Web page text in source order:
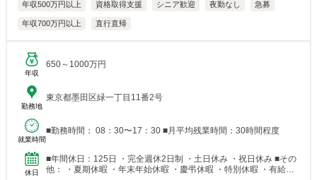
年収500万円以上 資格取得支援 シニア歓迎 夜勤なし 急募
年収700万円以上 直行直帰
年収
650～1000万円
勤務地
東京都墨田区緑一丁目11番2号
就業時間
■勤務時間： 08：30〜17：30 ■月平均残業時間：30時間程度
休日
■年間休日：125日 ・完全週休2日制 ・土日休み ・祝日休み ■その
他： ・夏期休暇 ・年末年始休暇 ・慶弔休暇 ・特別休暇 ・有給休